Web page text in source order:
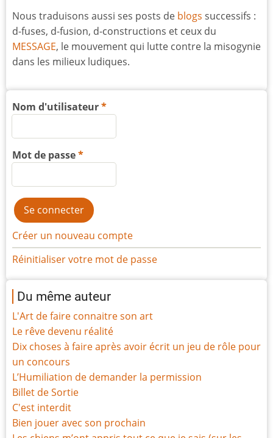
Nous traduisons aussi ses posts de blogs successifs :
d-fuses, d-fusion, d-constructions et ceux du
MESSAGE, le mouvement qui lutte contre la misogynie
dans les milieux ludiques.
Nom d'utilisateur
Mot de passe
Créer un nouveau compte
Réinitialiser votre mot de passe
Du même auteur
L'Art de faire connaitre son art
Le rêve devenu réalité
Dix choses à faire après avoir écrit un jeu de rôle pour
un concours
L’Humiliation de demander la permission
Billet de Sortie
C'est interdit
Bien jouer avec son prochain